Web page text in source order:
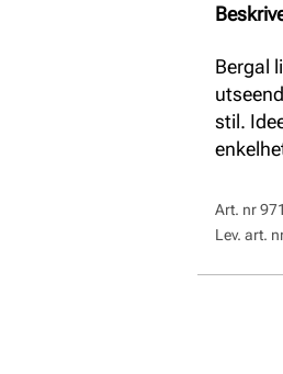
Bergal
stil.
Art. nr
Lev. art.